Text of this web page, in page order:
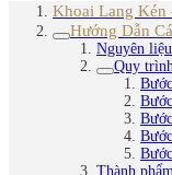
Khoai Lang Kén
Hướng Dẫn
Nguyên
Quy
Thành